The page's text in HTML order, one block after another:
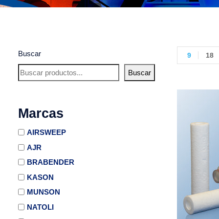
Buscar
Buscar
Marcas
AIRSWEEP
AJR
BRABENDER
KASON
MUNSON
NATOLI
9 18